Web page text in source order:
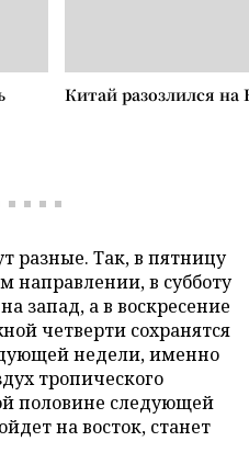
Китай разозлился на
разные. Так, в пятницу
направлении, в субботу
запад, а в воскресение
четверти сохранятся
недели, именно
тропического
половине следующей
на восток, станет